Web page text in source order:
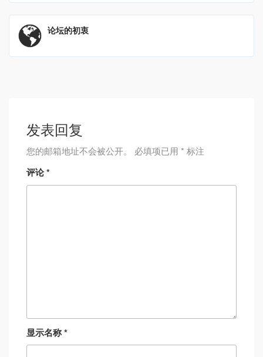
论坛的初衷
发表回复
您的邮箱地址不会被公开。 必填项已用 * 标注
评论*
显示名称*